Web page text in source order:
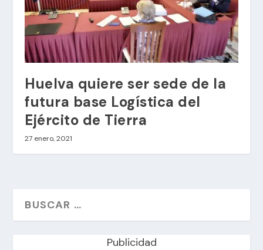
Huelva quiere ser sede de la
futura base Logística del
Ejército de Tierra
27 enero, 2021
Publicidad